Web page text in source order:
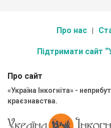
Про нас
Підтримати сайт
Про сайт
«Україна Інкогніта» -
краєзнавства.